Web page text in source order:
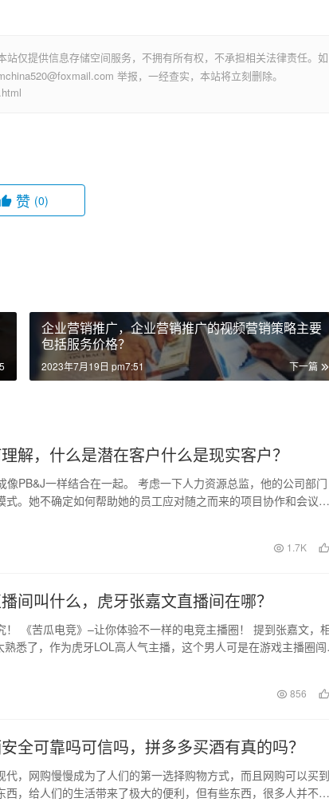
仅提供信息存储空间服务，不拥有所有权，不承担相关法律责任。如
举报，一经查实，本站将立刻删除。
赞 (0)
企业营销推广，企业营销推广的视频营销策略主要
包括服务价格？
下一篇
2023年7月19日 pm7:51
解，什么是潜在客户什么是现实客户？
像PB&J一样结合在一起。 考虑一下人力资源总监，他的公司部门
式。她不确定如何帮助她的员工应对随之而来的项目协作和会议方
1.7K
间叫什么，虎牙张嘉文直播间在哪？
！ 《苦瓜电竞》–让你体验不一样的电竞主播圈！ 提到张嘉文，
悉了，作为虎牙LOL高人气主播，这个男人可是在游戏主播圈闯
856
全可靠吗可信吗，拼多多买酒有真的吗？
代，网购慢慢成为了人们的第一选择购物方式，而且网购可以买到
西，给人们的生活带来了极大的便利，但有些东西，很多人并不是